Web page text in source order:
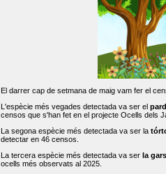
El darrer cap de setmana de maig vam fer el
L'espècie més vegades detectada va ser el
censos que s'han fet en el projecte Ocells dels
La segona espècie més detectada va ser la
detectar en 46 censos.
La tercera espècie més detectada va ser la
ocells més observats al 2025.